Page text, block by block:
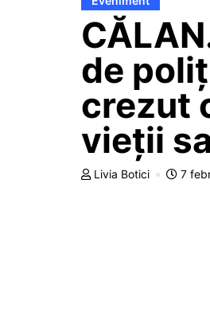
de
crezut
vieții
Livia Botici 7